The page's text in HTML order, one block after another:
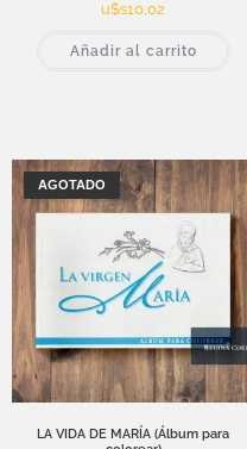
u$s10,02
Añadir al carrito
AGOTADO
LA VIDA DE MARÍA (Álbum para